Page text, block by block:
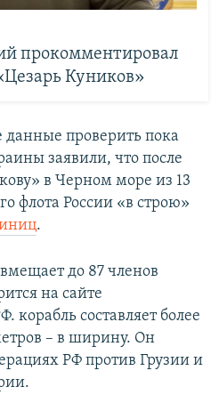
прокомментировал
Куников»
проверить пока
заявили, что после
в Черном море из 13
флота России «в строю»
.
до 87 членов
на сайте
корабль составляет более
– в ширину. Он
РФ против Грузии и